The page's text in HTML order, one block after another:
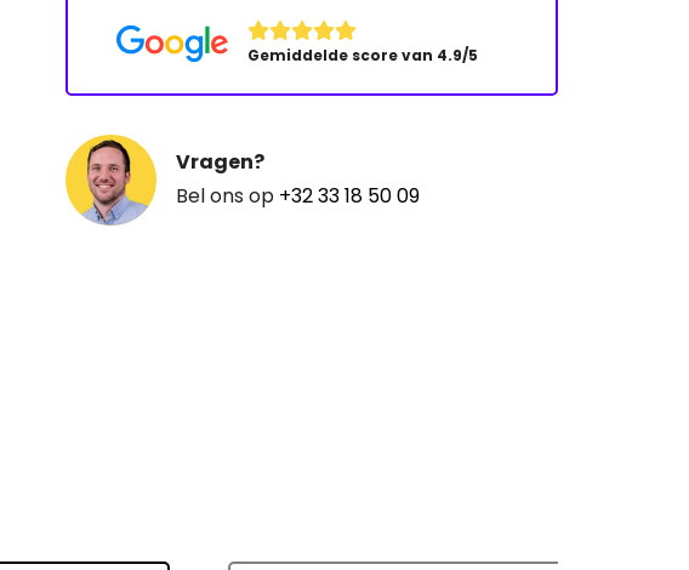
Gemiddelde score van 4.9/5
Vragen?
Bel ons op +32 33 18 50 09